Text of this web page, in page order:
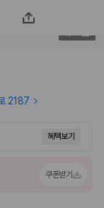
랫폼
2187
혜택보기
쿠폰받기